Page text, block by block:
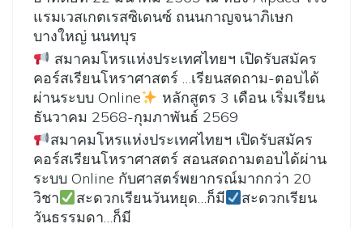
แรมเวสเกตเรสซิเดนซ์ ถนนกาญจนาภิเษก
บางใหญ่ นนทบุร
สมาคมโหรแห่งประเทศไทยฯ เปิดรับสมัคร
คอร์สเรียนโหราศาสตร์ …เรียนสดถาม-ตอบได้
ผ่านระบบ Online
หลักสูตร 3 เดือน เริ่มเรียน
ธันวาคม 2568-กุมภาพันธ์ 2569
สมาคมโหรแห่งประเทศไทยฯ เปิดรับสมัคร
คอร์สเรียนโหราศาสตร์ สอนสดถามตอบได้ผ่าน
ระบบ Online กับศาสตร์พยากรณ์มากกว่า 20
วิชา
สะดวกเรียนวันหยุด…ก็มี
สะดวกเรียน
วันธรรมดา…ก็มี